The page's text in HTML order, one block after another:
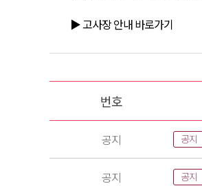
▶ 고사장 안내 바로가기
번호
공지 공지
공지 공지